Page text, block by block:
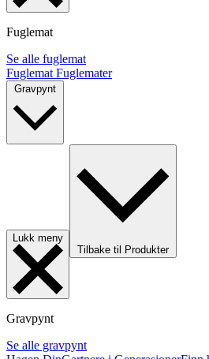
Fuglemat
Se alle fuglemat
Fuglemat Fuglemater
Lukk meny
Tilbake til Produkter
Gravpynt
Se alle gravpynt